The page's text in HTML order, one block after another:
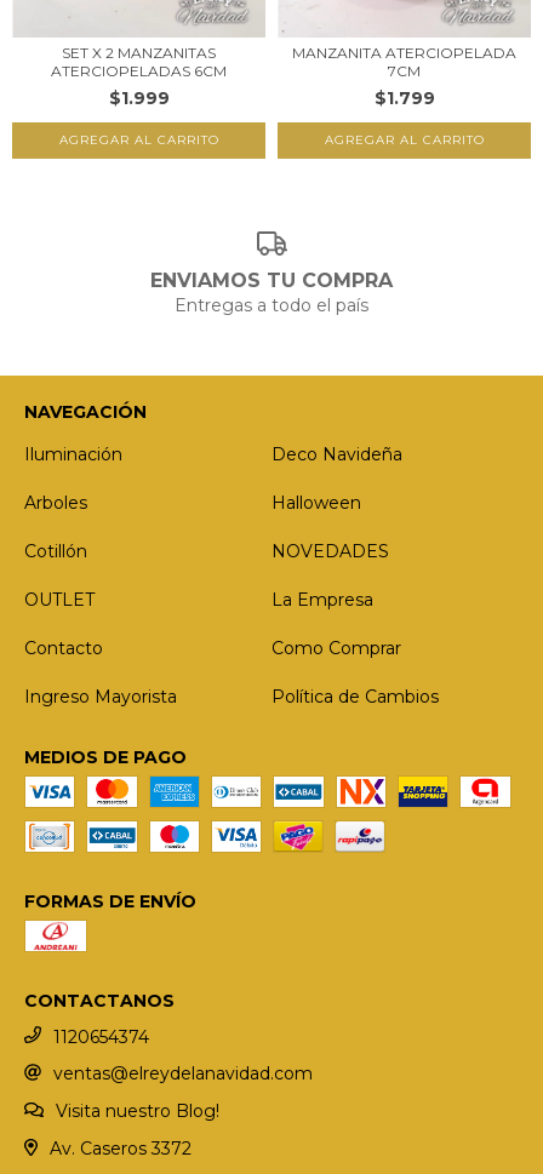
SET X 2 MANZANITAS
ATERCIOPELADAS 6CM
$1.999
MANZANITA ATERCIOPELADA
7CM
$1.799
ENVIAMOS TU COMPRA
Entregas a todo el país
NAVEGACIÓN
Iluminación
Deco Navideña
Arboles Halloween
Cotillón NOVEDADES
OUTLET La Empresa
Contacto Como Comprar
Ingreso Mayorista Política de Cambios
MEDIOS DE PAGO
FORMAS DE ENVÍO
CONTACTANOS
1120654374
ventas@elreydelanavidad.com
Visita nuestro Blog!
Av. Caseros 3372